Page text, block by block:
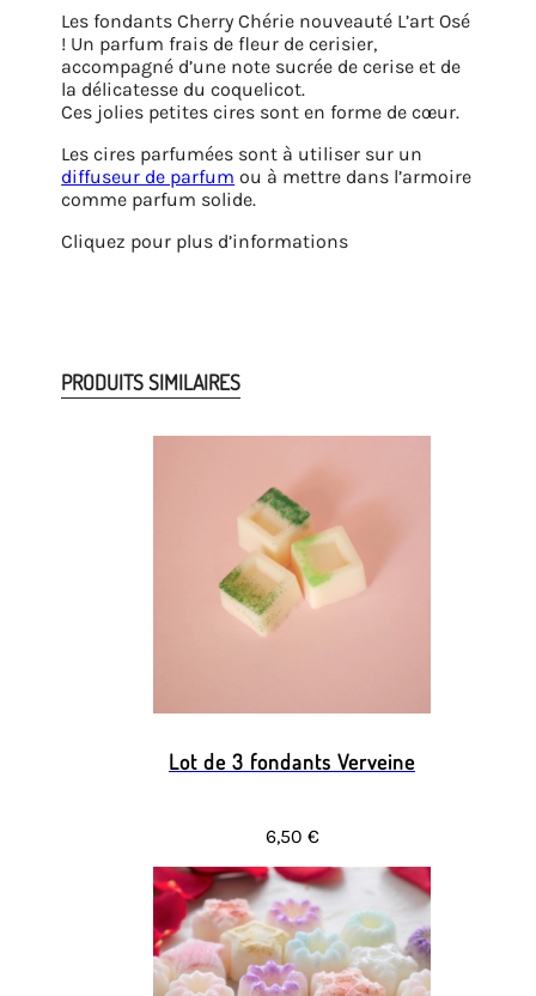
Les fondants Cherry Chérie nouveauté L’art Osé
! Un parfum frais de fleur de cerisier,
accompagné d’une note sucrée de cerise et de
la délicatesse du coquelicot.
Ces jolies petites cires sont en forme de cœur.
Les cires parfumées sont à utiliser sur un
diffuseur de parfum ou à mettre dans l’armoire
comme parfum solide.
Cliquez pour plus d’informations
PRODUITS SIMILAIRES
Lot de 3 fondants Verveine
6,50 €